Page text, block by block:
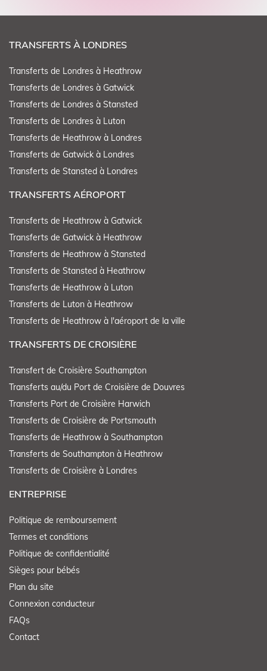
TRANSFERTS À LONDRES
Transferts de Londres à Heathrow
Transferts de Londres à Gatwick
Transferts de Londres à Stansted
Transferts de Londres à Luton
Transferts de Heathrow à Londres
Transferts de Gatwick à Londres
Transferts de Stansted à Londres
TRANSFERTS AÉROPORT
Transferts de Heathrow à Gatwick
Transferts de Gatwick à Heathrow
Transferts de Heathrow à Stansted
Transferts de Stansted à Heathrow
Transferts de Heathrow à Luton
Transferts de Luton à Heathrow
Transferts de Heathrow à l'aéroport de la ville
TRANSFERTS DE CROISIÈRE
Transfert de Croisière Southampton
Transferts au/du Port de Croisière de Douvres
Transferts Port de Croisière Harwich
Transferts de Croisière de Portsmouth
Transferts de Heathrow à Southampton
Transferts de Southampton à Heathrow
Transferts de Croisière à Londres
ENTREPRISE
Politique de remboursement
Termes et conditions
Politique de confidentialité
Sièges pour bébés
Plan du site
Connexion conducteur
FAQs
Contact